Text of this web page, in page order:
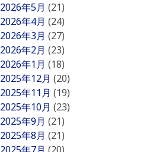
2026年5月 (21)
2026年4月 (24)
2026年3月 (27)
2026年2月 (23)
2026年1月 (18)
2025年12月 (20)
2025年11月 (19)
2025年10月 (23)
2025年9月 (21)
2025年8月 (21)